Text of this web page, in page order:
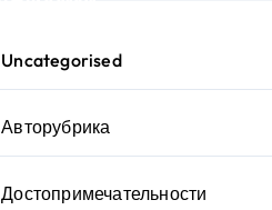
Uncategorised
Авторубрика
Достопримечательности